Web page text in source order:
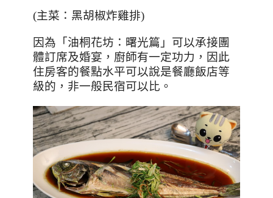
(主菜：黑胡椒炸雞排)
因為「油桐花坊：曙光篇」可以承接團
體訂席及婚宴，廚師有一定功力，因此
住房客的餐點水平可以說是餐廳飯店等
級的，非一般民宿可以比。